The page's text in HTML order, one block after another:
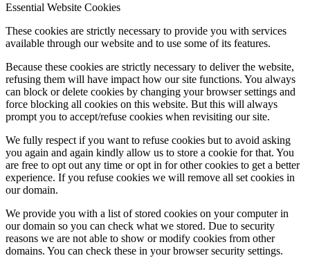
Essential Website Cookies
These cookies are strictly necessary to provide you with services
available through our website and to use some of its features.
Because these cookies are strictly necessary to deliver the website,
refusing them will have impact how our site functions. You always
can block or delete cookies by changing your browser settings and
force blocking all cookies on this website. But this will always
prompt you to accept/refuse cookies when revisiting our site.
We fully respect if you want to refuse cookies but to avoid asking
you again and again kindly allow us to store a cookie for that. You
are free to opt out any time or opt in for other cookies to get a better
experience. If you refuse cookies we will remove all set cookies in
our domain.
We provide you with a list of stored cookies on your computer in
our domain so you can check what we stored. Due to security
reasons we are not able to show or modify cookies from other
domains. You can check these in your browser security settings.